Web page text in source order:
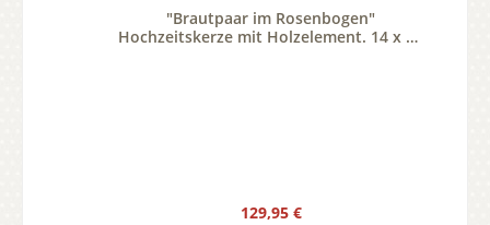
"Brautpaar im Rosenbogen"
Hochzeitskerze mit Holzelement. 14 x 21
Regulärer Preis:
129,95 €